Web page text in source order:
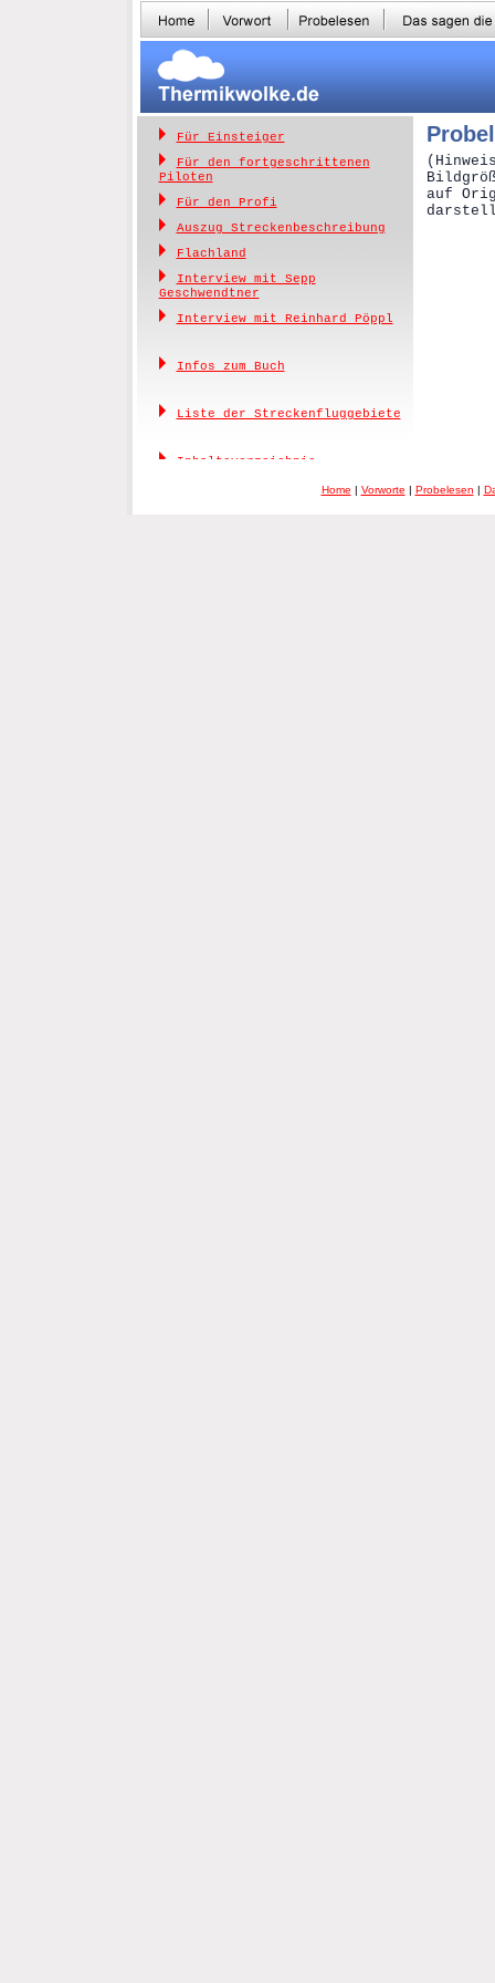
Für Einsteiger
Für den fortgeschrittenen
Piloten
Für den Profi
Auszug Streckenbeschreibung
Flachland
Interview mit Sepp
Geschwendtner
Interview mit Reinhard Pöppl
Infos zum Buch
Liste der Streckenfluggebiete
Inhaltsverzeichnis
auf
Home | Vorworte | Probelesen |